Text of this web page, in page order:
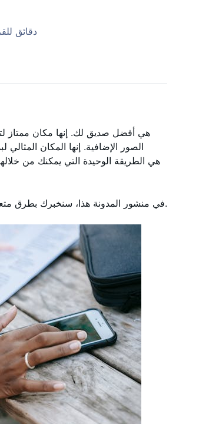
7 دقائق
الصور الإضافية. إنها المكان
في منشور المدونة هذا، سنخبرك بطرق متعددة للحصول على صورة مجمعة. فقط انتظر لتتعلم كل الحيل.